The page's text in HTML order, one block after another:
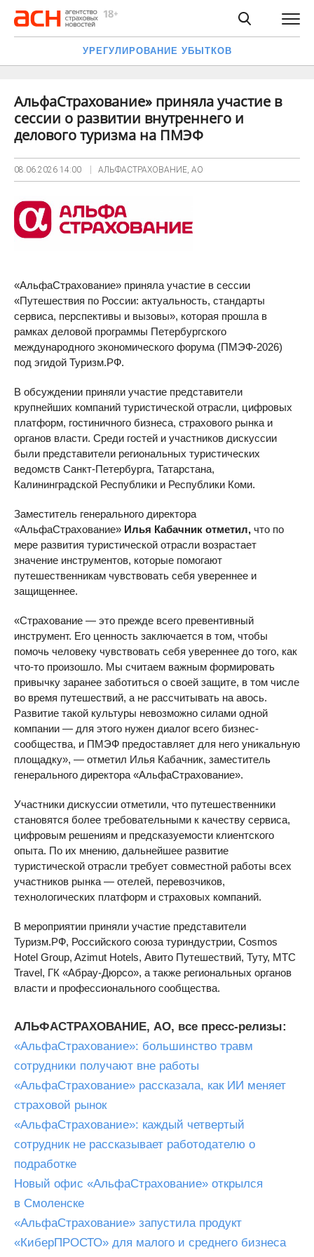
УРЕГУЛИРОВАНИЕ УБЫТКОВ
АльфаСтрахование» приняла участие в
сессии о развитии внутреннего и
делового туризма на ПМЭФ
08.06.2026 14:00 АЛЬФАСТРАХОВАНИЕ, АО
«АльфаСтрахование» приняла участие в сессии
«Путешествия по России: актуальность, стандарты
сервиса, перспективы и вызовы», которая прошла в
рамках деловой программы Петербургского
международного экономического форума (ПМЭФ-2026)
под эгидой Туризм.РФ.
В обсуждении приняли участие представители
крупнейших компаний туристической отрасли, цифровых
платформ, гостиничного бизнеса, страхового рынка и
органов власти. Среди гостей и участников дискуссии
были представители региональных туристических
ведомств Санкт-Петербурга, Татарстана,
Калининградской Республики и Республики Коми.
Заместитель генерального директора
«АльфаСтрахование» Илья Кабачник отметил, что по
мере развития туристической отрасли возрастает
значение инструментов, которые помогают
путешественникам чувствовать себя увереннее и
защищеннее.
«Страхование — это прежде всего превентивный
инструмент. Его ценность заключается в том, чтобы
помочь человеку чувствовать себя увереннее до того, как
что-то произошло. Мы считаем важным формировать
привычку заранее заботиться о своей защите, в том числе
во время путешествий, а не рассчитывать на авось.
Развитие такой культуры невозможно силами одной
компании — для этого нужен диалог всего бизнес-
сообщества, и ПМЭФ предоставляет для него уникальную
площадку», — отметил Илья Кабачник, заместитель
генерального директора «АльфаСтрахование».
Участники дискуссии отметили, что путешественники
становятся более требовательными к качеству сервиса,
цифровым решениям и предсказуемости клиентского
опыта. По их мнению, дальнейшее развитие
туристической отрасли требует совместной работы всех
участников рынка — отелей, перевозчиков,
технологических платформ и страховых компаний.
В мероприятии приняли участие представители
Туризм.РФ, Российского союза туриндустрии, Cosmos
Hotel Group, Azimut Hotels, Авито Путешествий, Туту, МТС
Travel, ГК «Абрау-Дюрсо», а также региональных органов
власти и профессионального сообщества.
АЛЬФАСТРАХОВАНИЕ, АО, все пресс-релизы:
«АльфаСтрахование»: большинство травм
сотрудники получают вне работы
«АльфаСтрахование» рассказала, как ИИ меняет
страховой рынок
«АльфаСтрахование»: каждый четвертый
сотрудник не рассказывает работодателю о
подработке
Новый офис «АльфаСтрахование» открылся
в Смоленске
«АльфаСтрахование» запустила продукт
«КиберПРОСТО» для малого и среднего бизнеса